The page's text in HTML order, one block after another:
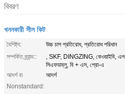
বিবরণ
খননকারী সীল কিট
বৈশিষ্ট্য:
উচ্চ চাপ প্রতিরোধ, প্রতিরোধ পরিধান
সম্পর্কিত ব্র্যান্ড::
, SKF, DINGZING, কেওয়াইবি,
সিএফডাব্লু, বি + এস, প্রো-এ
আদর্শ বা
Nonstandard:
আদর্শ